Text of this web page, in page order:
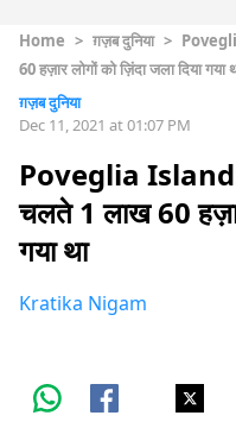
Home > ग़ज़ब दुनिया >
60 हज़ार लोगों को ज़िंदा जला दिया गया
ग़ज़ब दुनिया
Dec 11, 2021 at 01:07 PM
Poveglia Island:
चलते 1 लाख 60
गया था
Kratika Nigam